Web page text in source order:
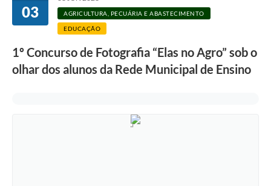
Ouvidoria
Transparência
Serviços
03 AGRICULTURA, PECUÁRIA E ABASTECIMENTO
EDUCAÇÃO
1º Concurso de Fotografia “Elas no Agro” sob o
olhar dos alunos da Rede Municipal de Ensino